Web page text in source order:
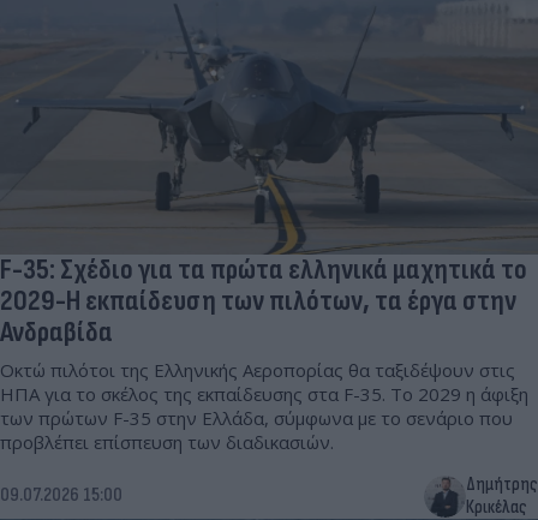
F-35: Σχέδιο για τα πρώτα ελληνικά μαχητικά το
2029-Η εκπαίδευση των πιλότων, τα έργα στην
Ανδραβίδα
Οκτώ πιλότοι της Ελληνικής Αεροπορίας θα ταξιδέψουν στις
ΗΠΑ για το σκέλος της εκπαίδευσης στα F-35. Το 2029 η άφιξη
των πρώτων F-35 στην Ελλάδα, σύμφωνα με το σενάριο που
προβλέπει επίσπευση των διαδικασιών.
09.07.2026 15:00
Δημήτρης
Κρικέλας